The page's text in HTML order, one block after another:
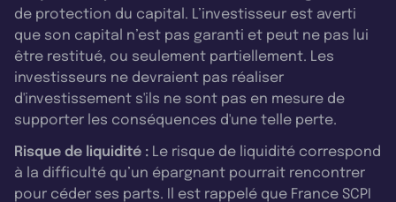
de protection du capital. L’investisseur est averti
que son capital n’est pas garanti et peut ne pas lui
être restitué, ou seulement partiellement. Les
investisseurs ne devraient pas réaliser
d'investissement s'ils ne sont pas en mesure de
supporter les conséquences d'une telle perte.
Risque de liquidité : Le risque de liquidité correspond
à la difficulté qu’un épargnant pourrait rencontrer
pour céder ses parts. Il est rappelé que France SCPI